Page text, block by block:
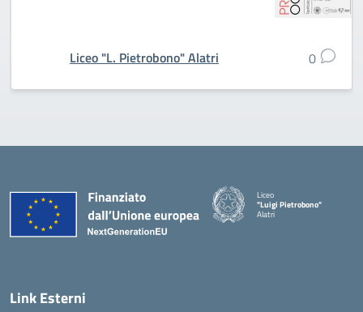
Liceo "L. Pietrobono" Alatri 0
Liceo
"Luigi Pietrobono"
Alatri
Link Esterni